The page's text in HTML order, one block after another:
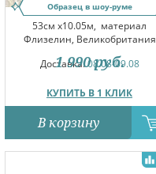
Образец в шоу-руме
53см x10.05м, материал
Флизелин, Великобритания
Доставка:08.08-09.08
КУПИТЬ В 1 КЛИК
1 990 руб.
В корзину